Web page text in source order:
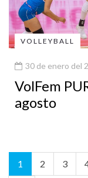
VOLLEYBALL
30 de enero del
VolFem
agosto
1 2 3